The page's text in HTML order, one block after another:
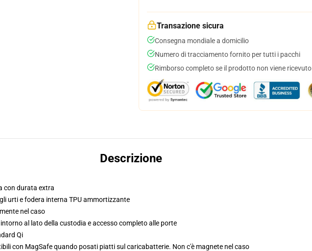
Transazione sicura
Consegna mondiale a domicilio
Numero di tracciamento fornito per tutti i pacchi
Rimborso completo se il prodotto non viene ricevuto
Descrizione
con durata extra
urti e fodera interna TPU ammortizzante
nel caso
al lato della custodia e accesso completo alle porte
Qi
con MagSafe quando posati piatti sul caricabatterie. Non c'è magnete nel caso